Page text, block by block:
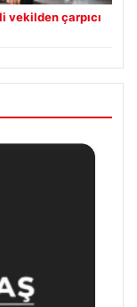
vekilden çarpıcı